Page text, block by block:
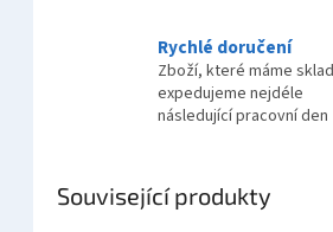
Rychlé doručení
Zboží, které máme
expedujeme nejdéle
následující pracovní den
Související produkty